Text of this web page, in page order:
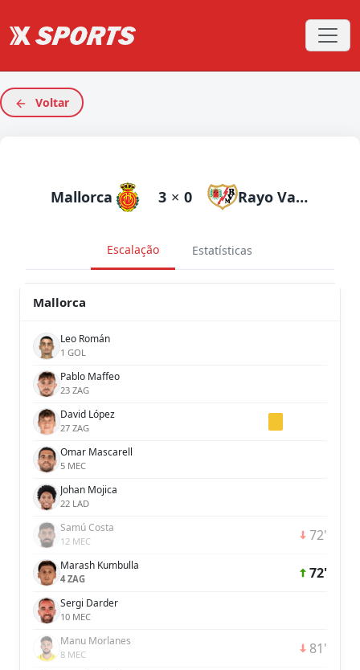
Voltar
Mallorca 3 × 0 Rayo Vallecano
Escalação Estatísticas
Mallorca
Leo Román
1 GOL
Pablo Maffeo
23 ZAG
David López
27 ZAG
Omar Mascarell
5 MEC
Johan Mojica
22 LAD
Samú Costa
12 MEC 72'
Marash Kumbulla
4 ZAG 72'
Sergi Darder
10 MEC
Manu Morlanes
8 MEC 81'